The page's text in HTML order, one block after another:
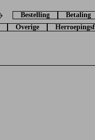
Bestelling Betaling
Overige